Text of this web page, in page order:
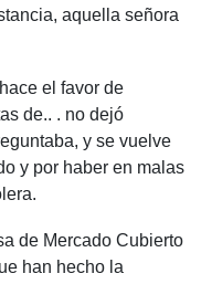
aquella señora
el favor de
de.. . no dejó
y se vuelve
y por haber en malas
de Mercado Cubierto
han hecho la